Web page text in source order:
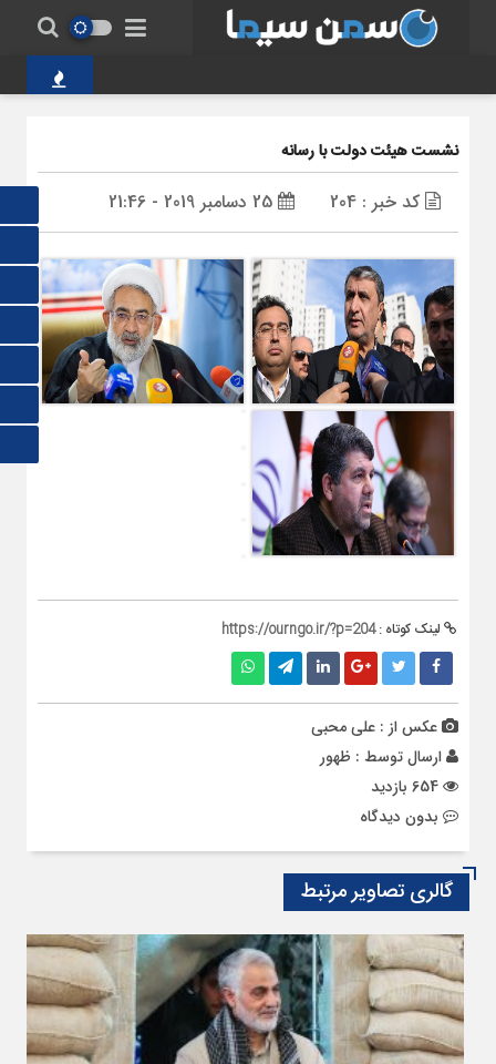
پل‌های
نشست هیئت دولت با رسانه
کد خبر : 204
لینک کوتاه :https://ourngo.ir/?p=204
عکس از : علی محبی
ارسال توسط : ظهور
بدون دیدگاه
گالری تصاویر مرتبط